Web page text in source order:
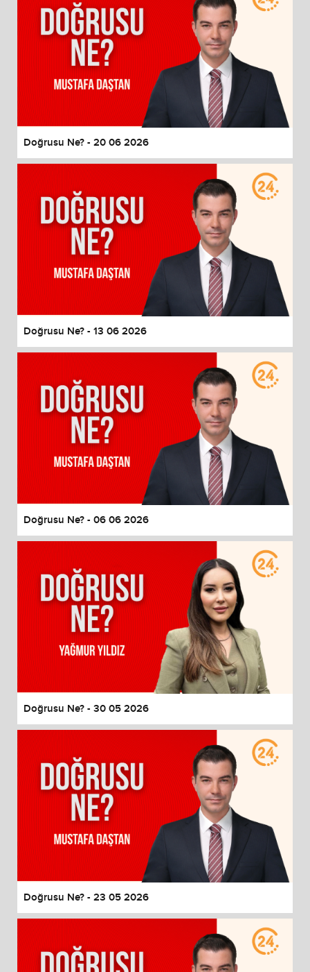
Doğrusu Ne? - 20 06 2026
Doğrusu Ne? - 13 06 2026
Doğrusu Ne? - 06 06 2026
Doğrusu Ne? - 30 05 2026
Doğrusu Ne? - 23 05 2026